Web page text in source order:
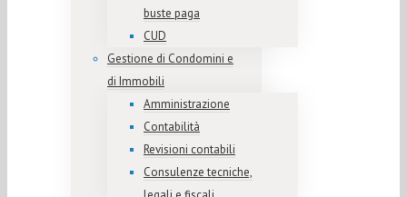
buste paga
CUD
Gestione di Condomini e
di Immobili
Amministrazione
Contabilità
Revisioni contabili
Consulenze tecniche,